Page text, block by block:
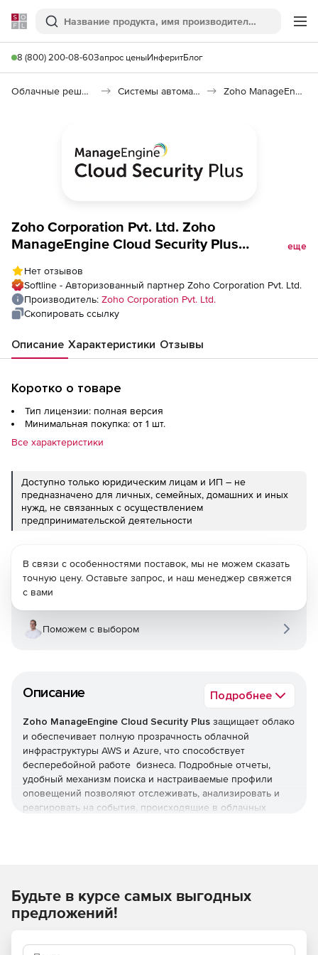
Softline
Поиск
8 (800) 200-08-60Запрос ценыИнферитБлог
Облачные решения (SaaS) Системы автоматизации (SaaS) Zoho ManageEngine Cloud Security Plus
Zoho Corporation Pvt. Ltd. Zoho
ManageEngine Cloud Security Plus
Installation), fee for 10 Cloud Account
еще
Нет отзывов
Softline - Авторизованный партнер Zoho Corporation Pvt. Ltd.
Производитель: Zoho Corporation Pvt. Ltd.
Скопировать ссылку
Описание Характеристики Отзывы
Коротко о товаре
Тип лицензии: полная версия
Минимальная покупка: от 1 шт.
Все характеристики
Доступно только юридическим лицам и ИП – не
предназначено для личных, семейных, домашних и иных
нужд, не связанных с осуществлением
предпринимательской деятельности
Описание Подробнее
Zoho ManageEngine Cloud Security Plus защищает облако
и обеспечивает полную прозрачность облачной
инфраструктуры AWS и Azure, что способствует
бесперебойной работе бизнеса. Подробные отчеты,
удобный механизм поиска и настраиваемые профили
оповещений позволяют отслеживать, анализировать и
реагировать на события, происходящие в облачных
данные журналов с облачной платформы AWS и
предоставляет готовые отчеты и оповещения для них.
В связи с особенностями поставок, мы не можем сказать
точную цену. Оставьте запрос, и наш менеджер свяжется
с вами
Поможем с выбором
Будьте в курсе самых выгодных
предложений!